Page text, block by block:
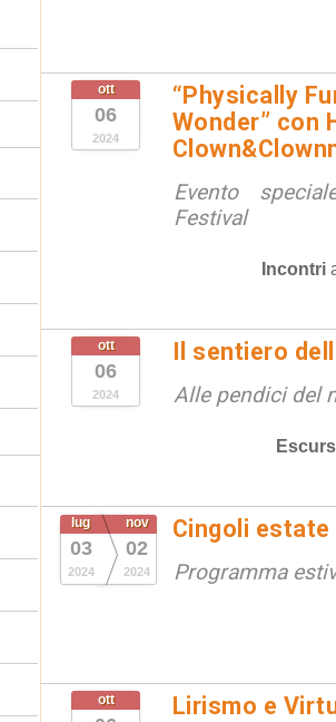
ott
06
2024
“Physically
Wonder” con
Evento
Festival
Incontri
ott
06
2024
Il sentiero
Alle pendici del
lug
03
2024
nov
02
2024
Cingoli estate
Programma
ott
Lirismo e